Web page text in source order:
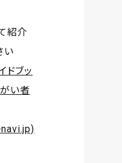
紹介
い
ドブッ
い者